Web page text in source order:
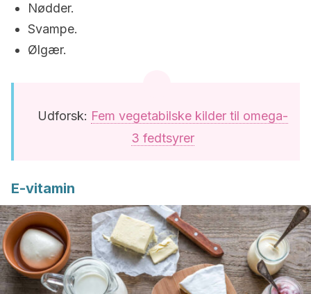
Nødder.
Svampe.
Ølgær.
Udforsk: Fem vegetabilske kilder til omega-
3 fedtsyrer
E-vitamin